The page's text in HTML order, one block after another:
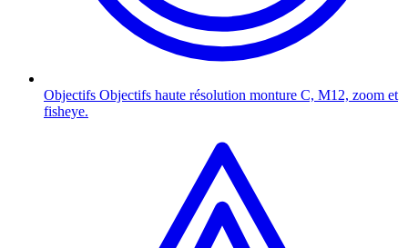
Objectifs Objectifs haute résolution monture C, M12, zoom et
fisheye.